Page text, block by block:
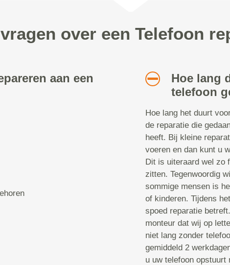
over een Telefoon
aan een
Hoe lang
telefoon
Hoe lang het duurt
de reparatie die
heeft. Bij kleine
voeren en dan kunt u
Dit is uiteraard wel zo
zitten. Tegenwoordig
sommige mensen is
of kinderen. Tijdens
spoed reparatie
monteur dat wij op
niet lang zonder
gemiddeld 2
u uw telefoon opstuurt